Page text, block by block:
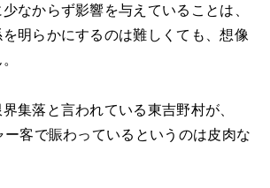
なからず影響を与えていることは、
明らかにするのは難しくても、想像
集落と言われている東吉野村が、
ー客で賑わっているというのは皮肉な